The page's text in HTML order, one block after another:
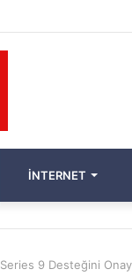
İNTERNET
9 Desteğini